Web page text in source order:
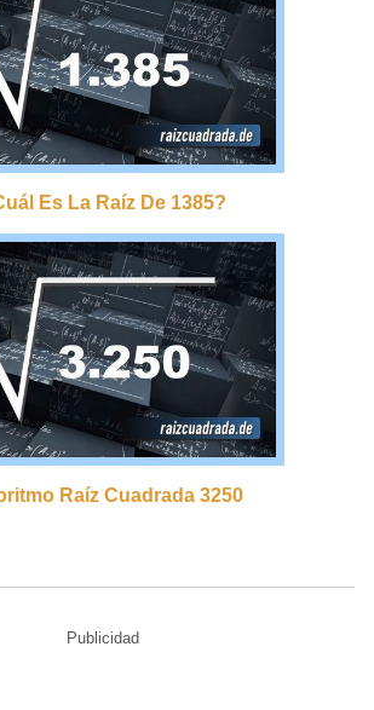
Es La Raíz De 1385?
Raíz Cuadrada 3250
Publicidad